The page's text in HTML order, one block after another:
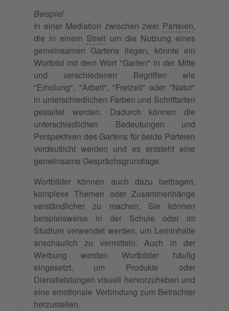
Beispiel
In einer Mediation zwischen zwei Parteien,
die in einem Streit um die Nutzung eines
gemeinsamen Gartens liegen, könnte ein
Wortbild mit dem Wort "Garten" in der Mitte
und verschiedenen Begriffen wie
"Erholung", "Arbeit", "Freizeit" oder "Natur"
in unterschiedlichen Farben und Schriftarten
gestaltet werden. Dadurch können die
unterschiedlichen Bedeutungen und
Perspektiven des Gartens für beide Parteien
verdeutlicht werden und es entsteht eine
gemeinsame Gesprächsgrundlage.
Wortbilder können auch dazu beitragen,
komplexe Themen oder Zusammenhänge
verständlicher zu machen. Sie können
beispielsweise in der Schule oder im
Studium verwendet werden, um Lerninhalte
anschaulich zu vermitteln. Auch in der
Werbung werden Wortbilder häufig
eingesetzt, um Produkte oder
Dienstleistungen visuell hervorzuheben und
eine emotionale Verbindung zum Betrachter
herzustellen.